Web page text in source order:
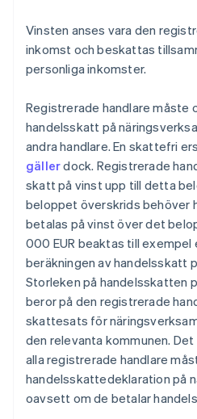
Vinsten anses vara den
inkomst och beskattas
personliga inkomster.
Registrerade handlare måste
handelsskatt på
andra handlare. En skattefri
gällerdock. Registrerade
skatt på vinst upp till detta
beloppet överskrids behöver
betalas på vinst över det
000 EUR beaktas till exempel
beräkningen av handelsskatt
Storleken på handelsskatten
beror på den registrerade
skattesats för
den relevanta kommunen.
alla registrerade handlare
handelsskattedeklaration på
oavsett om de betalar